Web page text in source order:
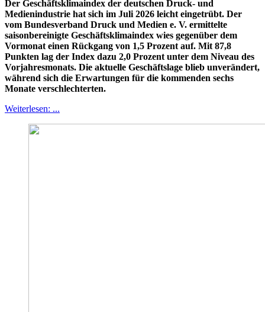
Der Geschäftsklimaindex der deutschen Druck- und
Medienindustrie hat sich im Juli 2026 leicht eingetrübt. Der
vom Bundesverband Druck und Medien e. V. ermittelte
saisonbereinigte Geschäftsklimaindex wies gegenüber dem
Vormonat einen Rückgang von 1,5 Prozent auf. Mit 87,8
Punkten lag der Index dazu 2,0 Prozent unter dem Niveau des
Vorjahresmonats. Die aktuelle Geschäftslage blieb unverändert,
während sich die Erwartungen für die kommenden sechs
Monate verschlechterten.
Weiterlesen: ...